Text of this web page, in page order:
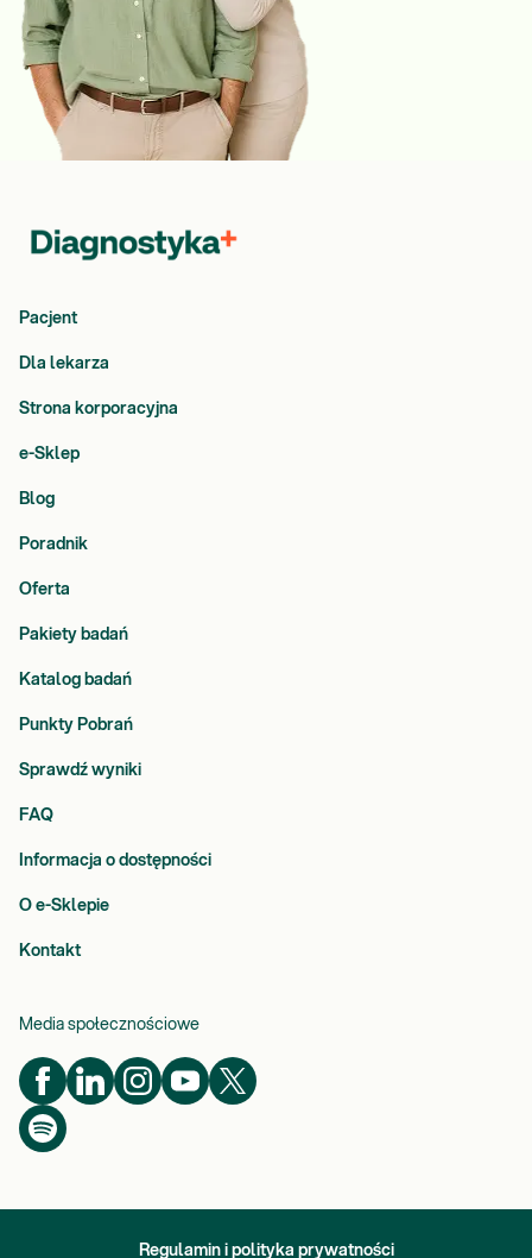
Pacjent
Dla lekarza
Strona korporacyjna
e-Sklep
Blog
Poradnik
Oferta
Pakiety badań
Katalog badań
Punkty Pobrań
Sprawdź wyniki
FAQ
Informacja o dostępności
O e-Sklepie
Kontakt
Media społecznościowe
Regulamin i polityka prywatności